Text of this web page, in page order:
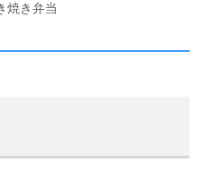
き弁当